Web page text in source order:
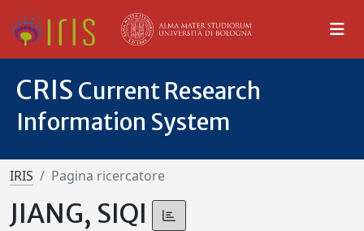
CRIS Current Research
Information System
IRIS Pagina ricercatore
JIANG, SIQI